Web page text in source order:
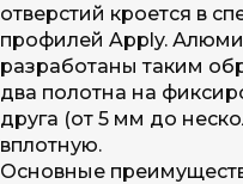
отверстий кроется в
профилей Apply.
разработаны таким
два полотна на
друга (от 5 мм до
вплотную.
Основные